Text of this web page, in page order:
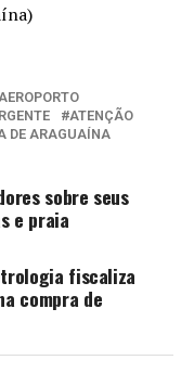
ATENÇÃO
DE ARAGUAÍNA
sobre seus
e praia
fiscaliza
compra de